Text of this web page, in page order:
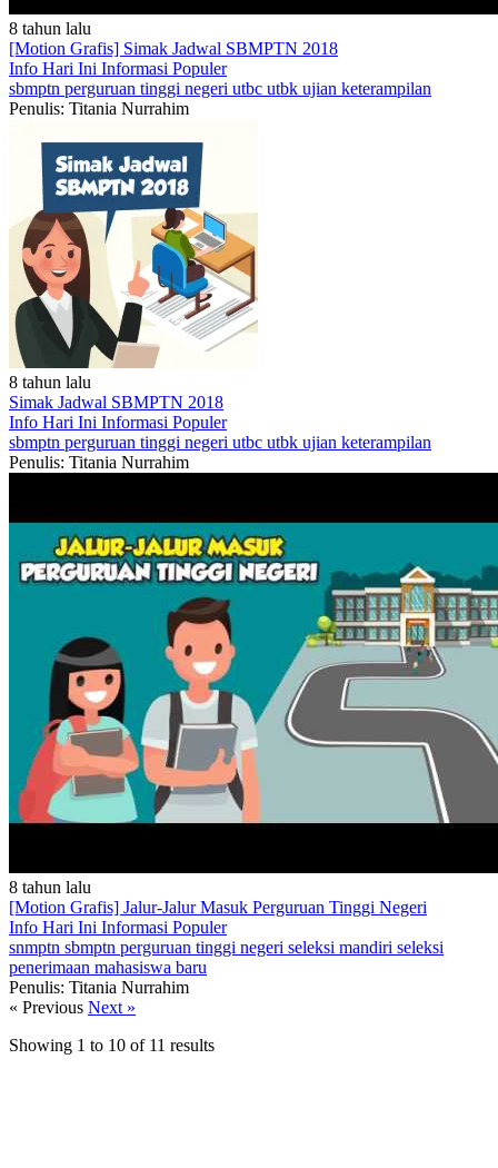
8 tahun lalu
[Motion Grafis] Simak Jadwal SBMPTN 2018
Info Hari Ini Informasi Populer
sbmptn perguruan tinggi negeri utbc utbk ujian keterampilan
Penulis: Titania Nurrahim
8 tahun lalu
Simak Jadwal SBMPTN 2018
Info Hari Ini Informasi Populer
sbmptn perguruan tinggi negeri utbc utbk ujian keterampilan
Penulis: Titania Nurrahim
8 tahun lalu
[Motion Grafis] Jalur-Jalur Masuk Perguruan Tinggi Negeri
Info Hari Ini Informasi Populer
snmptn sbmptn perguruan tinggi negeri seleksi mandiri seleksi
penerimaan mahasiswa baru
Penulis: Titania Nurrahim
« Previous Next »
Showing 1 to 10 of 11 results